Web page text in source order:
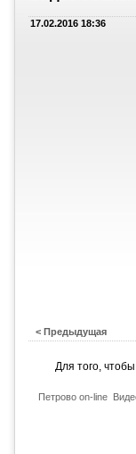
17.02.2016 18:36
< Предыдущая
Для того,
Петрово on-line